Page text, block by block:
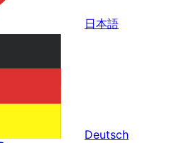
日本語
Deutsch